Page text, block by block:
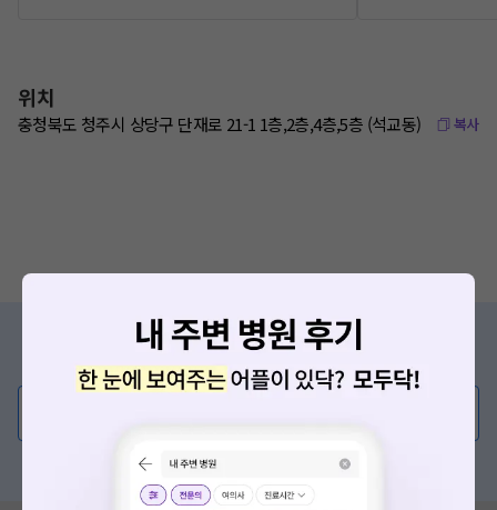
위치
충청북도 청주시 상당구 단재로 21-1 1층,2층,4층,5층 (석교동) 복사
증상/치료, 궁금한 점이 있나요?
의사가 직접 답해드려요!
혹은, 의료상담 서비스에 다양한 게시글 보러가기